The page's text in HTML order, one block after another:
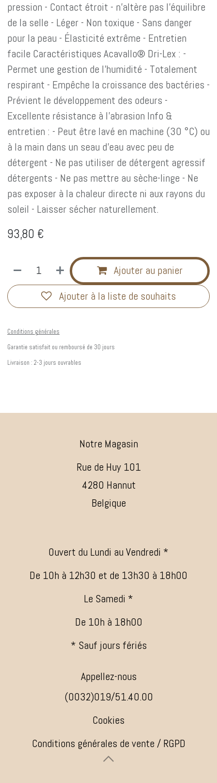
pression - Contact étroit - n'altère pas l'équilibre
de la selle - Léger - Non toxique - Sans danger
pour la peau - Élasticité extrême - Entretien
facile Caractéristiques Acavallo® Dri-Lex : -
Permet une gestion de l'humidité - Totalement
respirant - Empêche la croissance des bactéries -
Prévient le développement des odeurs -
Excellente résistance à l'abrasion Info &
entretien : - Peut être lavé en machine (30 °C) ou
à la main dans un seau d'eau avec peu de
détergent - Ne pas utiliser de détergent agressif
détergents - Ne pas mettre au sèche-linge - Ne
pas exposer à la chaleur directe ni aux rayons du
soleil - Laisser sécher naturellement.
93,80 €
Ajouter au panier
Ajouter à la liste de souhaits
Conditions générales
Garantie satisfait ou remboursé de 30 jours
Livraison : 2-3 jours ouvrables
Notre Magasin
Rue de Huy 101
4280 Hannut
Belgique
Ouvert du Lundi au Vendredi *
De 10h à 12h30 et de 13h30 à 18h00
Le Samedi *
De 10h à 18h00
* Sauf jours fériés
Appellez-nous
(0032)019/51.40.00
Cookies
Conditions générales de vente / RGPD